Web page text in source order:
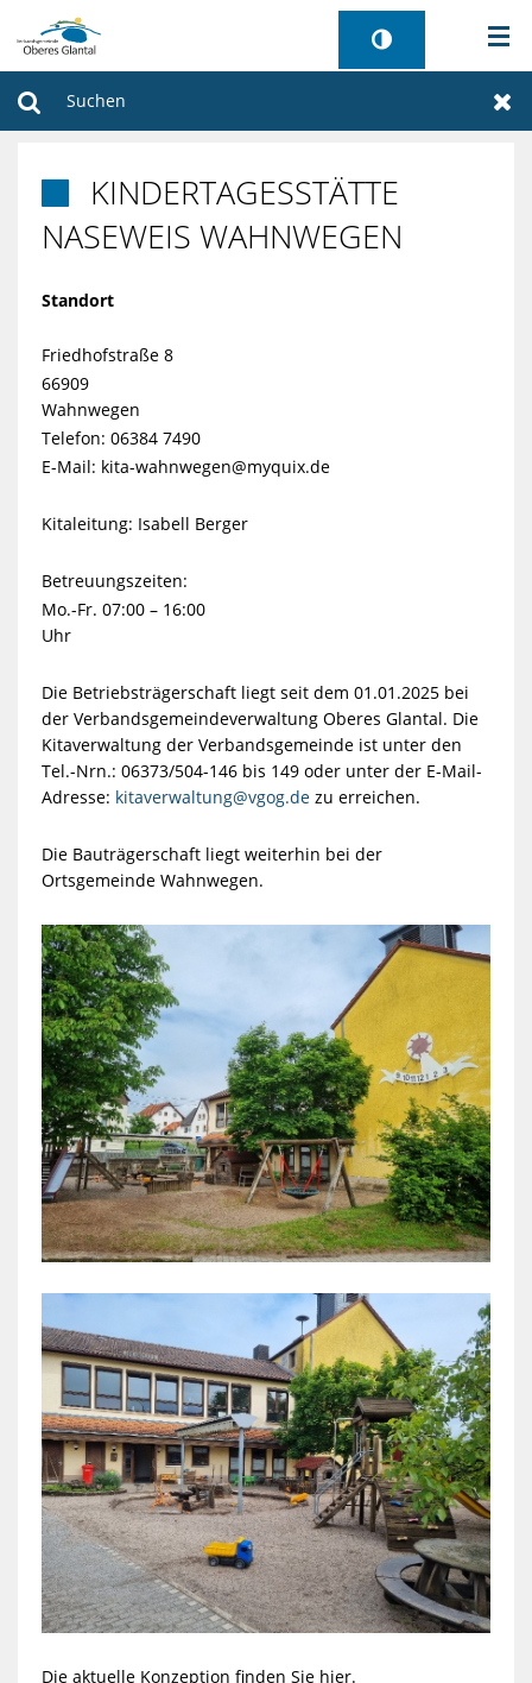
AKTUELLES
WIRTSCHAFT
VERWALTUNG
GEMEINDEN
TOURISMUS
SANIERUNG FREIBAD
KINDERTAGESSTÄTTE
NASEWEIS WAHNWEGEN
Standort
Friedhofstraße 8
66909
Wahnwegen
Telefon: 06384 7490
E-Mail: kita-wahnwegen@myquix.de
Kitaleitung: Isabell Berger
Betreuungszeiten:
Mo.-Fr. 07:00 – 16:00
Uhr
Die Betriebsträgerschaft liegt seit dem 01.01.2025 bei
der Verbandsgemeindeverwaltung Oberes Glantal. Die
Kitaverwaltung der Verbandsgemeinde ist unter den
Tel.-Nrn.: 06373/504-146 bis 149 oder unter der E-Mail-
Adresse: kitaverwaltung@vgog.dezu erreichen.
Die Bauträgerschaft liegt weiterhin bei der
Ortsgemeinde Wahnwegen.
Die aktuelle Konzeption finden Sie hier.